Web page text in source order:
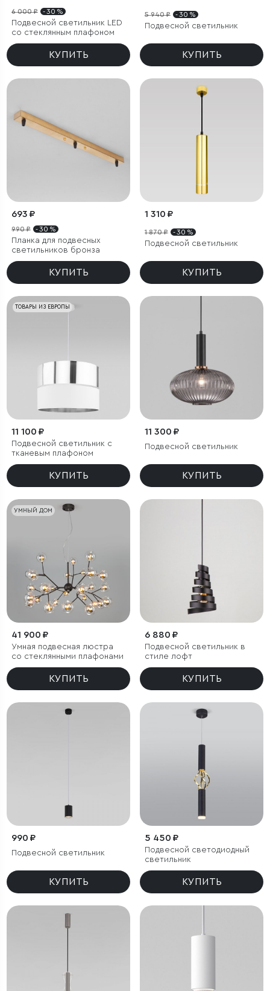
6 000 ₽ - 30 %
Подвесной светильник LED
со стеклянным плафоном
КУПИТЬ
5 940 ₽ - 30 %
Подвесной светильник
КУПИТЬ
693 ₽
990 ₽ - 30 %
Планка для подвесных
светильников бронза
КУПИТЬ
1 310 ₽
1 870 ₽ - 30 %
Подвесной светильник
КУПИТЬ
ТОВАРЫ ИЗ ЕВРОПЫ
11 100 ₽
Подвесной светильник с
тканевым плафоном
КУПИТЬ
11 300 ₽
Подвесной светильник
КУПИТЬ
УМНЫЙ ДОМ
41 900 ₽
Умная подвесная люстра
со стеклянными плафонами
КУПИТЬ
6 880 ₽
Подвесной светильник в
стиле лофт
КУПИТЬ
990 ₽
Подвесной светильник
КУПИТЬ
5 450 ₽
Подвесной светодиодный
светильник
КУПИТЬ